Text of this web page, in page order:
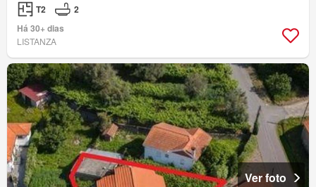
T2
2
Há 30+ dias
LISTANZA
Ver foto